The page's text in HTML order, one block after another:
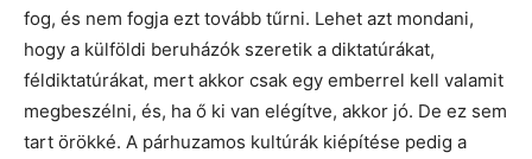
fog, és nem fogja ezt tovább tűrni. Lehet azt mondani,
hogy a külföldi beruházók szeretik a diktatúrákat,
féldiktatúrákat, mert akkor csak egy emberrel kell valamit
megbeszélni, és, ha ő ki van elégítve, akkor jó. De ez sem
tart örökké. A párhuzamos kultúrák kiépítése pedig a